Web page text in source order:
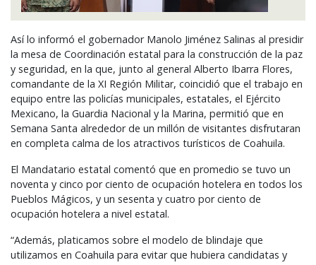
Así lo informó el gobernador Manolo Jiménez Salinas al presidir
la mesa de Coordinación estatal para la construcción de la paz
y seguridad, en la que, junto al general Alberto Ibarra Flores,
comandante de la XI Región Militar, coincidió que el trabajo en
equipo entre las policías municipales, estatales, el Ejército
Mexicano, la Guardia Nacional y la Marina, permitió que en
Semana Santa alrededor de un millón de visitantes disfrutaran
en completa calma de los atractivos turísticos de Coahuila.
El Mandatario estatal comentó que en promedio se tuvo un
noventa y cinco por ciento de ocupación hotelera en todos los
Pueblos Mágicos, y un sesenta y cuatro por ciento de
ocupación hotelera a nivel estatal.
“Además, platicamos sobre el modelo de blindaje que
utilizamos en Coahuila para evitar que hubiera candidatas y